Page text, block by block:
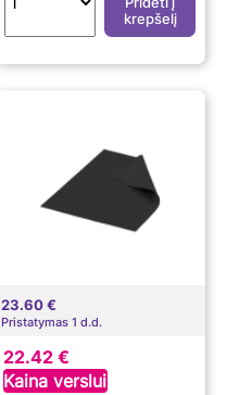
mber of SATA connec
B550 | ATX
krepšelį
23.60 €
Pristatymas 1 d.d.
22.42 €
Kaina verslui